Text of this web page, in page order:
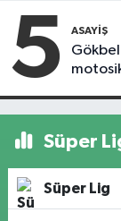
5 ASAYIŞ
Süper
Süper Lig